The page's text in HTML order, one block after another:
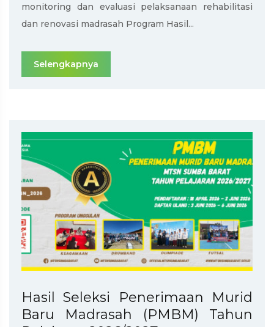
monitoring dan evaluasi pelaksanaan rehabilitasi
dan renovasi madrasah Program Hasil...
Selengkapnya
Hasil Seleksi Penerimaan Murid
Baru Madrasah (PMBM) Tahun